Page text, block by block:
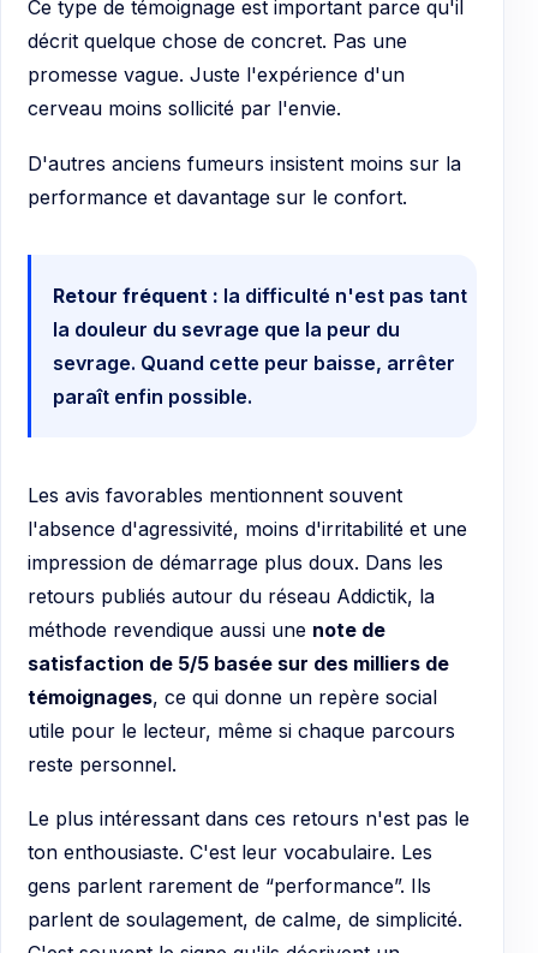
Ce type de témoignage est important parce qu'il
décrit quelque chose de concret. Pas une
promesse vague. Juste l'expérience d'un
cerveau moins sollicité par l'envie.
D'autres anciens fumeurs insistent moins sur la
performance et davantage sur le confort.
Retour fréquent : la difficulté n'est pas tant
la douleur du sevrage que la peur du
sevrage. Quand cette peur baisse, arrêter
paraît enfin possible.
Les avis favorables mentionnent souvent
l'absence d'agressivité, moins d'irritabilité et une
impression de démarrage plus doux. Dans les
retours publiés autour du réseau Addictik, la
méthode revendique aussi une note de
satisfaction de 5/5 basée sur des milliers de
témoignages, ce qui donne un repère social
utile pour le lecteur, même si chaque parcours
reste personnel.
Le plus intéressant dans ces retours n'est pas le
ton enthousiaste. C'est leur vocabulaire. Les
gens parlent rarement de “performance”. Ils
parlent de soulagement, de calme, de simplicité.